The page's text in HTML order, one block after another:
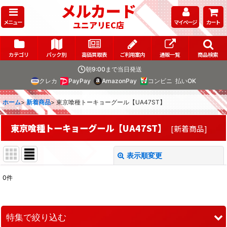
メニュー メルカード
ユニアリEC店 マイページ カート
カテゴリ パック別 高価買取表 ご利用案内 通販一覧
商品検索
朝9:00まで当日発送
クレカ
PayPay AmazonPay コンビニ 払いOK
ホーム> 新着商品> 東京喰種トーキョーグール【UA47ST】
東京喰種トーキョーグール【UA47ST】 [新着商品]
表示順変更
在庫あり
0件
特集で絞り込む